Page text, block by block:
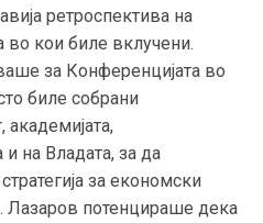
ретроспектива на
во кои биле вклучени.
за Конференцијата во
биле собрани
академијата,
на Владата, за да
за економски
Лазаров потенцираше дека